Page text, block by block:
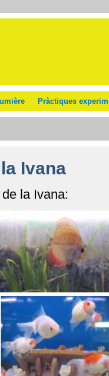
Pràctiques
Ivana
la Ivana: